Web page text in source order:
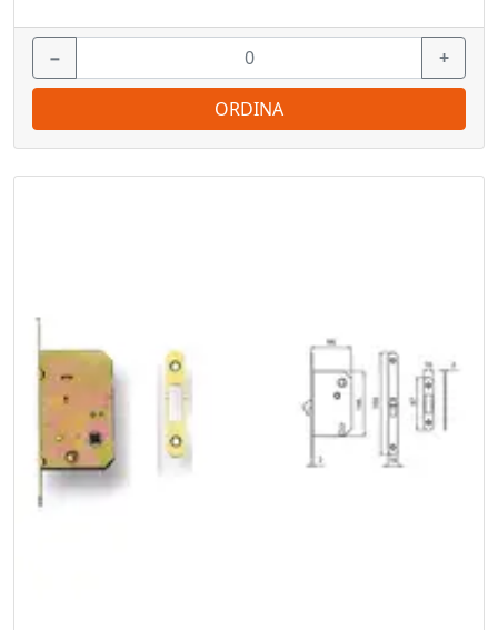
− +
ORDINA